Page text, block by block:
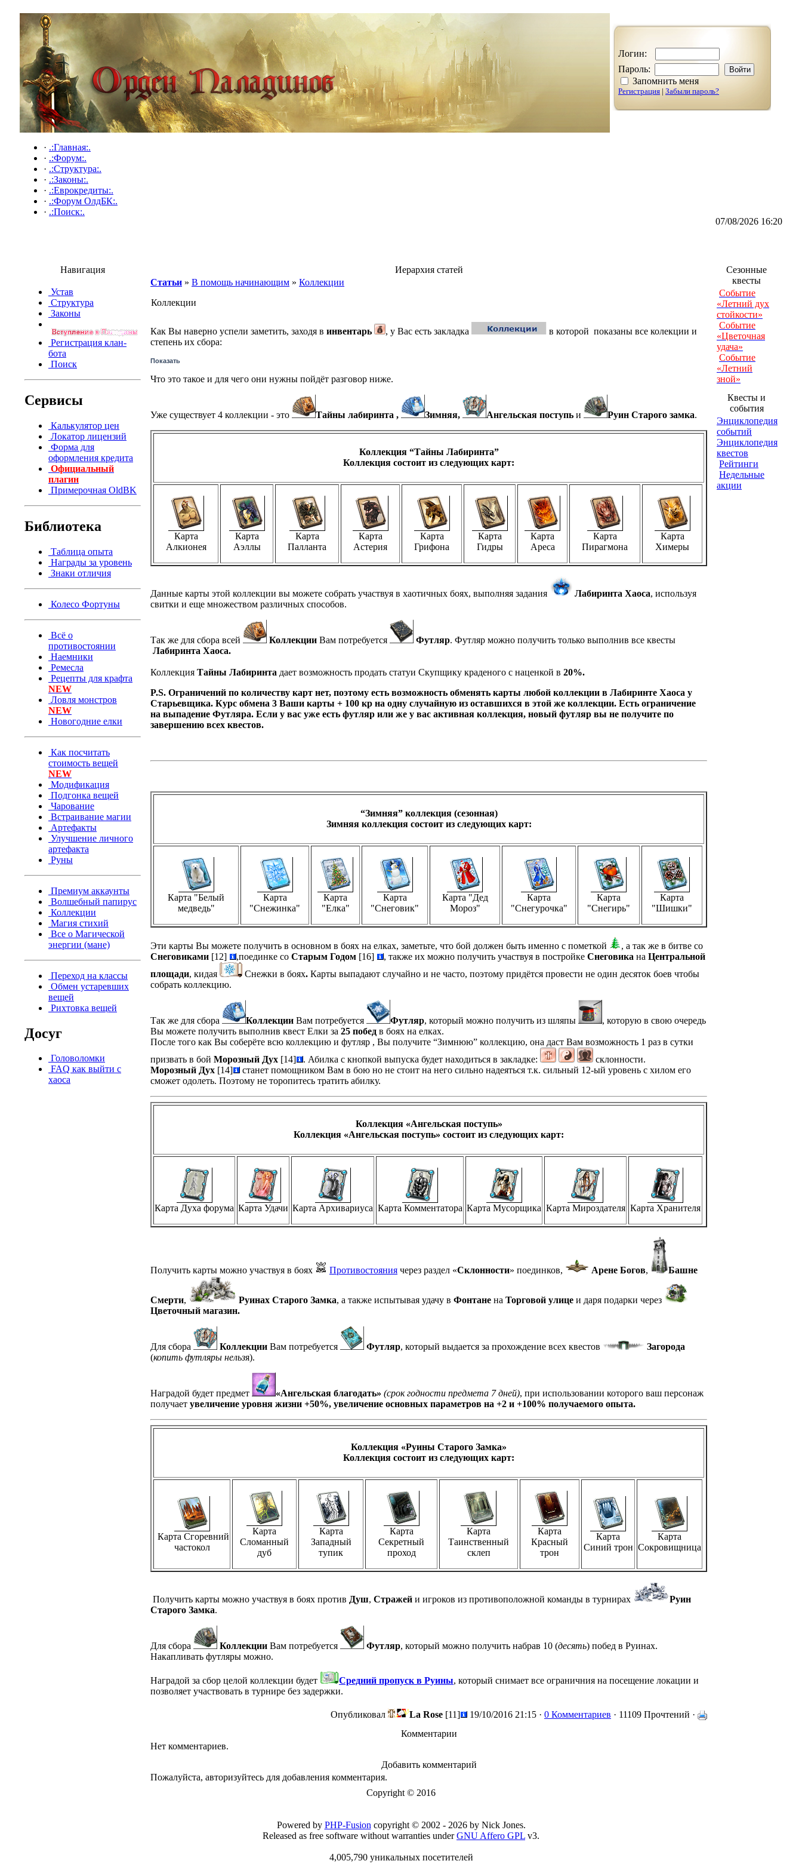
Логин:
Пароль:
Запомнить меня
Регистрация | Забыли пароль?
· .:Главная:.
· .:Форум:.
· .:Структура:.
· .:Законы:.
· .:Еврокредиты:.
· .:Форум ОлдБК:.
· .:Поиск:.
07/08/2026 16:20
Навигация
Устав
Структура
Законы
Регистрация клан-
бота
Поиск
Сервисы
Калькулятор цен
Локатор лицензий
Форма для
оформления кредита
Официальный
плагин
Примерочная OldBK
Библиотека
Таблица опыта
Награды за уровень
Знаки отличия
Колесо Фортуны
Всё о
противостоянии
Наемники
Ремесла
Рецепты для крафта
NEW
Ловля монстров
NEW
Новогодние елки
Как посчитать
стоимость вещей
NEW
Модификация
Подгонка вещей
Чарование
Встраивание магии
Артефакты
Улучшение личного
артефакта
Руны
Премиум аккаунты
Волшебный папирус
Коллекции
Магия стихий
Все о Магической
энергии (мане)
Переход на классы
Обмен устаревших
вещей
Рихтовка вещей
Досуг
Головоломки
FAQ как выйти с
хаоса
Иерархия статей
Статьи » В помощь начинающим » Коллекции
Коллекции
Как Вы наверно успели заметить, заходя в инвентарь , у Вас есть закладка
в которой показаны все колекции и
степень их сбора:
Показать
Что это такое и для чего они нужны пойдёт разговор ниже.
Уже существует 4 коллекции - это Тайны лабиринта , Зимняя, Ангельская поступь и Руин Старого замка.
Коллекция “Тайны Лабиринта”
Коллекция состоит из следующих карт:
Карта
Алкионея
Карта
Аэллы
Карта
Палланта
Карта
Астерия
Карта
Грифона
Карта
Гидры
Карта
Ареса
Карта
Пирагмона
Карта
Химеры
Данные карты этой коллекции вы можете собрать участвуя в хаотичных боях, выполняя задания Лабиринта Хаоса, используя
свитки и еще множеством различных способов.
Так же для сбора всей Коллекции Вам потребуется Футляр. Футляр можно получить только выполнив все квесты
Лабиринта Хаоса.
Коллекция Тайны Лабиринта дает возможность продать статуи Скупщику краденого с наценкой в 20%.
P.S. Ограничений по количеству карт нет, поэтому есть возможность обменять карты любой коллекции в Лабиринте Хаоса у
Старьевщика. Курс обмена 3 Ваши карты + 100 кр на одну случайную из оставшихся в этой же коллекции. Есть ограничение
на выпадение Футляра. Если у вас уже есть футляр или же у вас активная коллекция, новый футляр вы не получите по
завершению всех квестов.
“Зимняя” коллекция (сезонная)
Зимняя коллекция состоит из следующих карт:
Карта "Белый
медведь"
Карта
"Снежинка"
Карта
"Елка"
Карта
"Снеговик"
Карта "Дед
Мороз"
Карта
"Снегурочка"
Карта
"Снегирь"
Карта
"Шишки"
Эти карты Вы можете получить в основном в боях на елках, заметьте, что бой должен быть именно с пометкой
, а так же в битве со
Снеговиками [12] ,поединке со Старым Годом [16] , также их можно получить участвуя в постройке Снеговика на Центральной
площади, кидая Снежки в боях. Карты выпадают случайно и не часто, поэтому придётся провести не один десяток боев чтобы
собрать коллекцию.
Так же для сбора Коллекции Вам потребуется Футляр, который можно получить из шляпы
, которую в свою очередь
Вы можете получить выполнив квест Елки за 25 побед в боях на елках.
После того как Вы соберёте всю коллекцию и футляр , Вы получите “Зимнюю” коллекцию, она даст Вам возможность 1 раз в сутки
призвать в бой Морозный Дух [14] . Абилка с кнопкой выпуска будет находиться в закладке:
склонности.
Морозный Дух [14]
станет помощником Вам в бою но не стоит на него сильно надеяться т.к. сильный 12-ый уровень с хилом его
сможет одолеть. Поэтому не торопитесь тратить абилку.
Коллекция «Ангельская поступь»
Коллекция «Ангельская поступь» состоит из следующих карт:
Карта Духа форума Карта Удачи Карта Архивариуса Карта Комментатора Карта Мусорщика Карта Мироздателя Карта Хранителя
Получить карты можно участвуя в боях Противостояния через раздел «Склонности» поединков, Арене Богов, Башне
Смерти, Руинах Старого Замка, а также испытывая удачу в Фонтане на Торговой улице и даря подарки через
Цветочный магазин.
Для сбора Коллекции Вам потребуется Футляр, который выдается за прохождение всех квестов
Загорода
(копить футляры нельзя).
Наградой будет предмет «Ангельская благодать» (срок годности предмета 7 дней), при использовании которого ваш персонаж
получает увеличение уровня жизни +50%, увеличение основных параметров на +2 и +100% получаемого опыта.
Коллекция «Руины Старого Замка»
Коллекция состоит из следующих карт:
Карта Сгоревний
частокол
Карта
Сломанный
дуб
Карта
Западный
тупик
Карта
Секретный
проход
Карта
Таинственный
склеп
Карта
Красный
трон
Карта
Синий трон
Карта
Сокровищница
Получить карты можно участвуя в боях против Душ, Стражей и игроков из противоположной команды в турнирах
Руин
Старого Замка.
Для сбора Коллекции Вам потребуется Футляр, который можно получить набрав 10 (десять) побед в Руинах.
Накапливать футляры можно.
Наградой за сбор целой коллекции будет Средний пропуск в Руины, который снимает все ограничния на посещение локации и
позволяет участвовать в турнире без задержки.
Опубликовал La Rose [11] 19/10/2016 21:15 · 0 Комментариев · 11109 Прочтений ·
Комментарии
Нет комментариев.
Добавить комментарий
Пожалуйста, авторизуйтесь для добавления комментария.
Сезонные
квесты
Событие
«Летний дух
стойкости»
Событие
«Цветочная
удача»
Событие
«Летний
зной»
Квесты и
события
Энциклопедия
событий
Энциклопедия
квестов
Рейтинги
Недельные
акции
Copyright © 2016
Powered by PHP-Fusion copyright © 2002 - 2026 by Nick Jones.
Released as free software without warranties underGNU Affero GPL v3.
4,005,790 уникальных посетителей